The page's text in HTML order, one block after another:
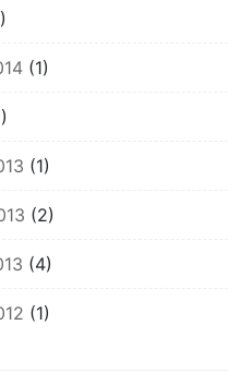
(1)
(1)
(2)
(4)
(1)